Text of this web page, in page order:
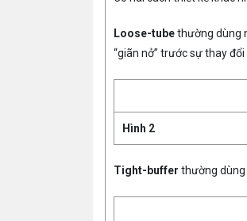
Loose-tubethường dùng
“giãn nở” trước sự thay
Hình 2
Tight-buffer thường dùng